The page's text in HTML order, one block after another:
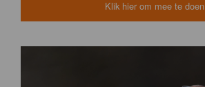
Klik hier om mee te doen